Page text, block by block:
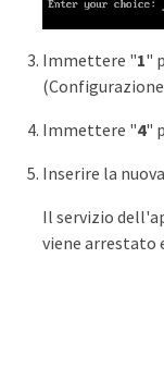
Immettere "1"
Immettere "4"
Inserire la
Il servizio
viene arrestato